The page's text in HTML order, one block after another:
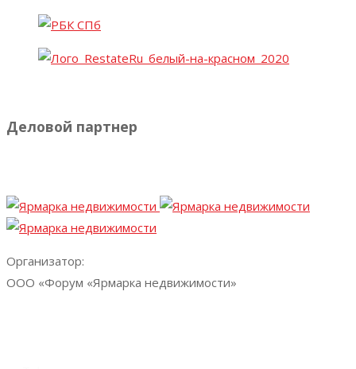
Деловой партнер
Организатор:
ООО «Форум «Ярмарка недвижимости»